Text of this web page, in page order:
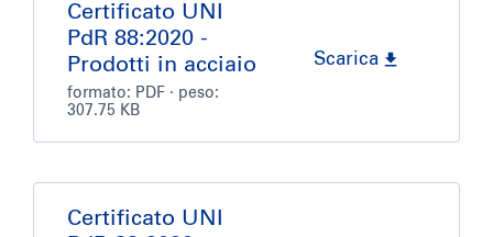
Certificato UNI
PdR 88:2020 -
Prodotti in acciaio
formato: PDF · peso:
307.75 KB
Scarica
Certificato UNI